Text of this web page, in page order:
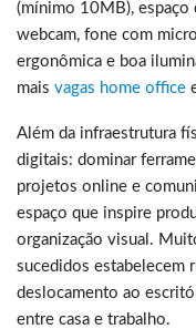
(mínimo 10MB), espaço
webcam, fone com
ergonômica e boa
mais vagas home office
Além da infraestrutura
digitais: dominar
projetos online e
espaço que inspire
organização visual.
sucedidos estabelecem
deslocamento ao
entre casa e trabalho.